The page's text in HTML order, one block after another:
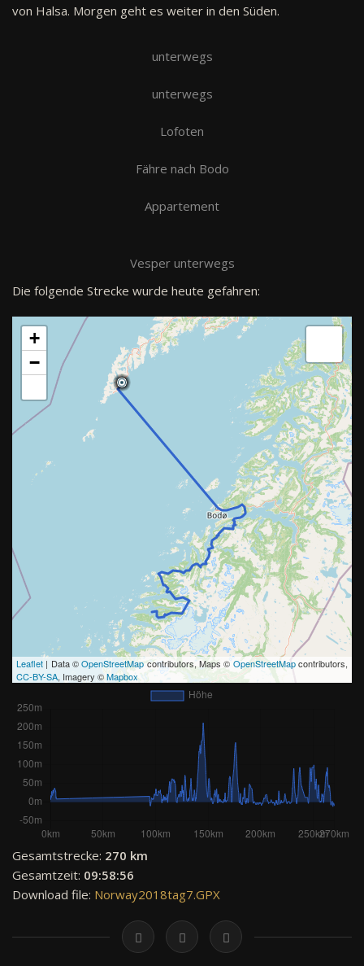
von Halsa. Morgen geht es weiter in den Süden.
unterwegs
unterwegs
Lofoten
Fähre nach Bodo
Appartement
Vesper unterwegs
Die folgende Strecke wurde heute gefahren:
+
−
Leaflet | Data ©OpenStreetMap contributors, Maps ©OpenStreetMapcontributors,
CC-BY-SA, Imagery ©Mapbox
Gesamtstrecke: 270 km
Gesamtzeit: 09:58:56
Download file: Norway2018tag7.GPX